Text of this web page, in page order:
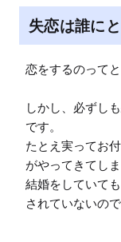
失恋は誰に
恋をするのって
しかし、必ずし
です。
たとえ実ってお
がやってきてし
結婚をしていて
されていないので